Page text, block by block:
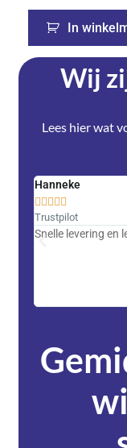
In
Wij
Lees hier wat
Hanneke

Trustpilot
Snelle levering en